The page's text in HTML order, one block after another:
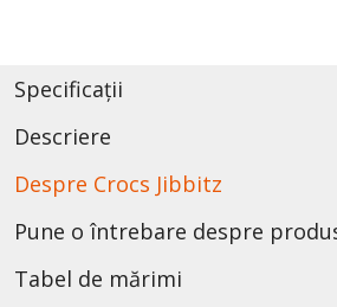
Specificații
Descriere
Despre Crocs Jibbitz
Pune o întrebare despre
Tabel de mărimi